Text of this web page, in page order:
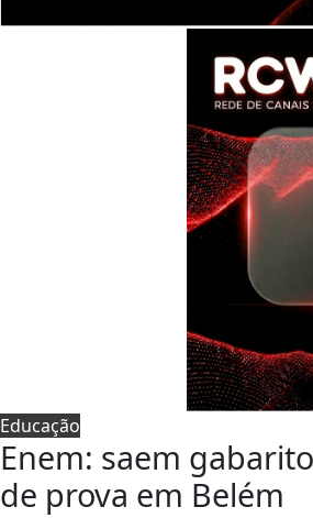
Educação
Enem: saem
de prova em Belém